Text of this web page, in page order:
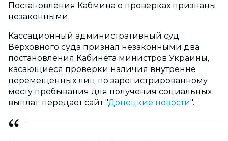
Постановления Кабмина о проверках признаны
незаконными.
Кассационный административный суд
Верховного суда признал незаконными два
постановления Кабинета министров Украины,
касающиеся проверки наличия внутренне
перемещенных лиц по зарегистрированному
месту пребывания для получения социальных
выплат, передает сайт "Донецкие новости".